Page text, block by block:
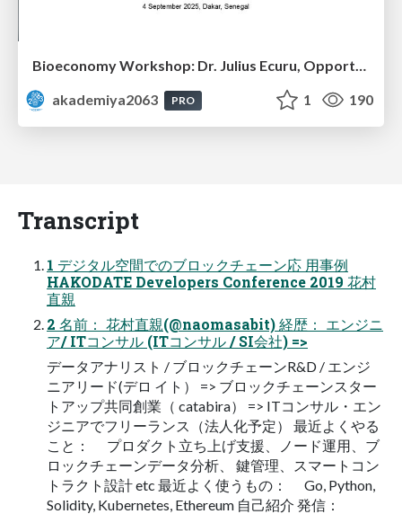
Bioeconomy Workshop: Dr. Julius Ecuru, Opportunities for a Bioeconomy in West Africa
akademiya2063
PRO 1 190
Transcript
1 デジタル空間でのブロックチェーン応 用事例
HAKODATE Developers Conference 2019 花村
直親
2 名前： 花村直親(@naomasabit) 経歴： エンジニ
ア/ ITコンサル (ITコンサル / SI会社) =>
データアナリスト / ブロックチェーンR&D / エンジ
ニアリード(デロ イト） => ブロックチェーンスター
トアップ共同創業（ catabira） => ITコンサル・エン
ジニアでフリーランス（法人化予定） 最近よくやる
こと： プロダクト立ち上げ支援、ノード運用、ブ
ロックチェーンデータ分析、 鍵管理、スマートコン
トラクト設計 etc 最近よく使うもの： Go, Python,
Solidity, Kubernetes, Ethereum 自己紹介 発信：